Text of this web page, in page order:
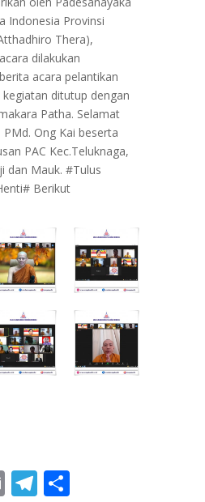
Indonesia Provinsi
Thera),
dilakukan
acara pelantikan
ditutup dengan
Patha. Selamat
Ong Kai beserta
PAC Kec.Teluknaga,
dan Mauk. #Tulus
Berikut
E T S